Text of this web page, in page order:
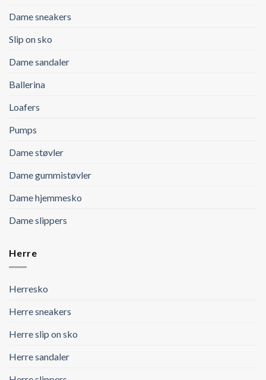
Dame sneakers
Slip on sko
Dame sandaler
Ballerina
Loafers
Pumps
Dame støvler
Dame gummistøvler
Dame hjemmesko
Dame slippers
Herre
Herresko
Herre sneakers
Herre slip on sko
Herre sandaler